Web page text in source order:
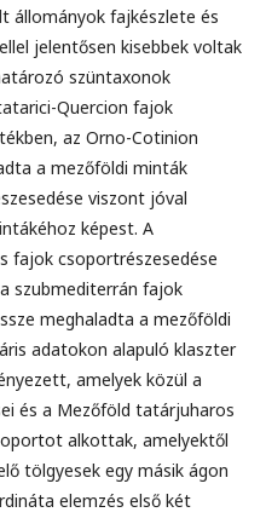
állományok fajkészlete és
jelentősen kisebbek voltak
szüntaxonok
Quercion fajok
az Orno-Cotinion
a mezőföldi minták
viszont jóval
képest. A
fajok csoportrészesedése
szubmediterrán fajok
meghaladta a mezőföldi
adatokon alapuló klaszter
amelyek közül a
és a Mezőföld tatárjuharos
alkottak, amelyektől
tölgyesek egy másik ágon
elemzés első két